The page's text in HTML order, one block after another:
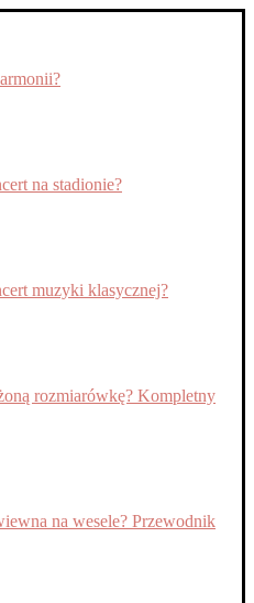
na stadionie?
muzyki klasycznej?
rozmiarówkę? Kompletny
na wesele? Przewodnik